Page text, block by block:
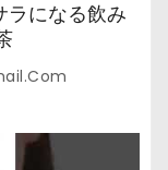
ラになる飲み